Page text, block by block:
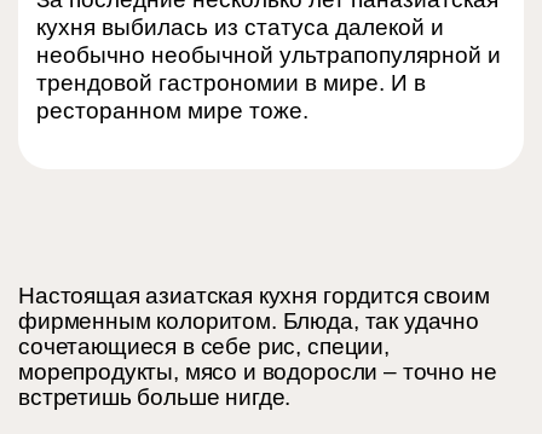
кухня выбилась из статуса далекой и
необычно необычной ультрапопулярной и
трендовой гастрономии в мире. И в
ресторанном мире тоже.
Настоящая азиатская кухня гордится своим
фирменным колоритом. Блюда, так удачно
сочетающиеся в себе рис, специи,
морепродукты, мясо и водоросли – точно не
встретишь больше нигде.